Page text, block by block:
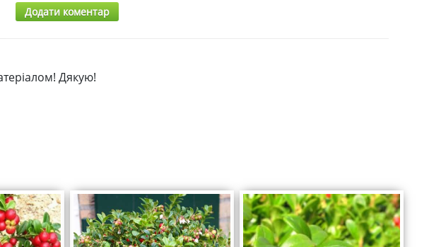
Додати коментар
Дякую!